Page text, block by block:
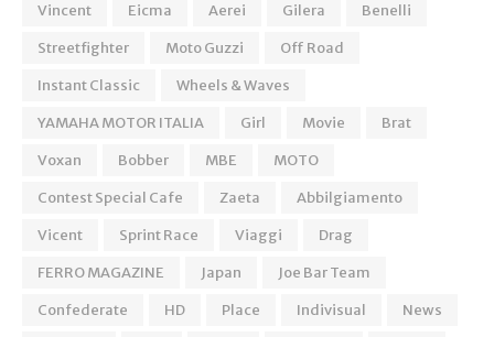
Vincent
Eicma Aerei Gilera
Benelli
Streetfighter
Moto Guzzi
Off Road
Instant Classic
Wheels & Waves
YAMAHA MOTOR ITALIA
Girl Movie
Brat
Voxan
Bobber MBE
MOTO
Contest Special Cafe
Zaeta
Abbilgiamento
Vicent
Sprint Race Viaggi
Drag
FERRO MAGAZINE
Japan
Joe Bar Team
Confederate
HD Place Indivisual
News